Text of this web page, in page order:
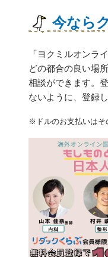
今なら
「ヨクミルオンラ
どの都合の良い場
相談ができます。
ないように、登録
※ドルのお支払いはそ